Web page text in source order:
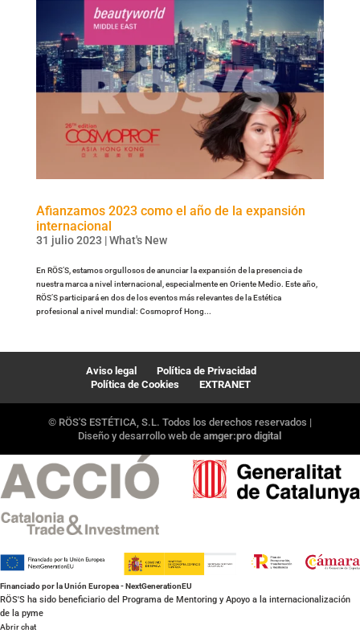
Afianzamos 2023 como el año de la expansión
internacional
31 julio 2023 |What's New
En RÖS’S, estamos orgullosos de anunciar la expansión de la presencia de
nuestra marca a nivel internacional, especialmente en Oriente Medio. Este año,
RÖS’S participará en dos de los eventos más relevantes de la Estética
profesional a nivel mundial: Cosmoprof Hong...
Aviso legal
Política de Privacidad
Política de Cookies
EXTRANET
© RÖS'S ESTÉTICA, S.L. Todos los derechos reservados |
Diseño y desarrollo web deamger:pro digital
Financiado por la Unión Europea - NextGenerationEU
RÖS'S ha sido beneficiario del Programa de Mentoring y Apoyo a la internacionalización
de la pyme
Abrir chat